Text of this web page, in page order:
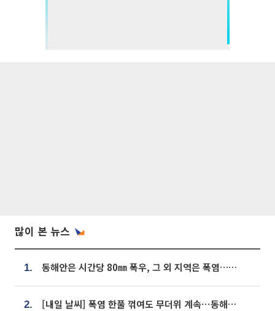
많이 본 뉴스
1. 동해안은 시간당 80㎜ 폭우, 그 외 지역은 폭염…‘극과 극 날씨’
2. [내일 날씨] 폭염 한풀 꺾여도 무더위 계속⋯동해안 이틀 연속 비